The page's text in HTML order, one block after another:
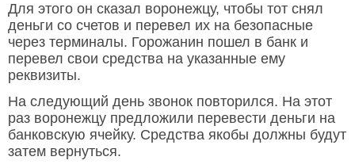
Для этого он сказал воронежцу, чтобы тот снял
деньги со счетов и перевел их на безопасные
через терминалы. Горожанин пошел в банк и
перевел свои средства на указанные ему
реквизиты.
На следующий день звонок повторился. На этот
раз воронежцу предложили перевести деньги на
банковскую ячейку. Средства якобы должны будут
затем вернуться.